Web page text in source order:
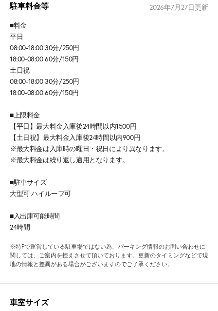
駐車料金等 2026年7月27日更新
■料金
平日
08:00-18:00 30分/250円
18:00-08:00 60分/150円
土日祝
08:00-18:00 30分/250円
18:00-08:00 60分/150円
■上限料金
【平日】最大料金入庫後24時間以内1500円
【土日祝】最大料金入庫後24時間以内900円
※最大料金は入庫時の曜日・祝日により異なります。
※最大料金は繰り返し適用となります。
■駐車サイズ
大型可 ハイルーフ可
■入出庫可能時間
24時間
※特Pで運営している駐車場ではない為、パーキング情報のお問い合わせに
関しては、ご案内を控えさせて頂いております。更新のタイミングなどで現
地の情報と差異がある場合がございますのでご了承ください。
車室サイズ